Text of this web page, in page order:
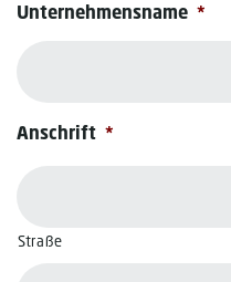
Unternehmensname *
Anschrift *
Straße